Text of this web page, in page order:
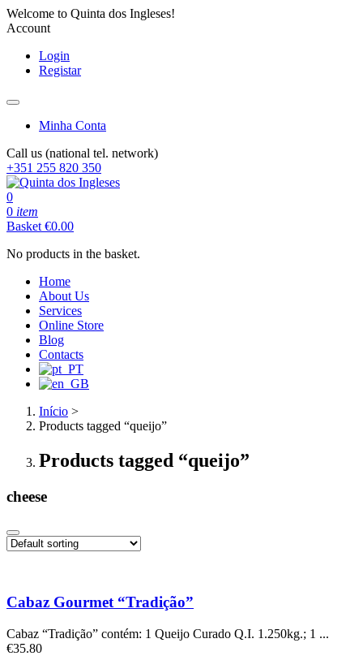
Welcome to Quinta dos Ingleses!
Account
Login
Registar
Minha Conta
Call us (national tel. network)
+351 255 820 350
0
0 item
Basket €0.00
No products in the basket.
Home
About Us
Services
Online Store
Blog
Contacts
Início >
Products tagged “queijo”
Products tagged “queijo”
cheese
Cabaz Gourmet “Tradição”
Cabaz “Tradição” contém: 1 Queijo Curado Q.I. 1.250kg.; 1 ...
€35.80